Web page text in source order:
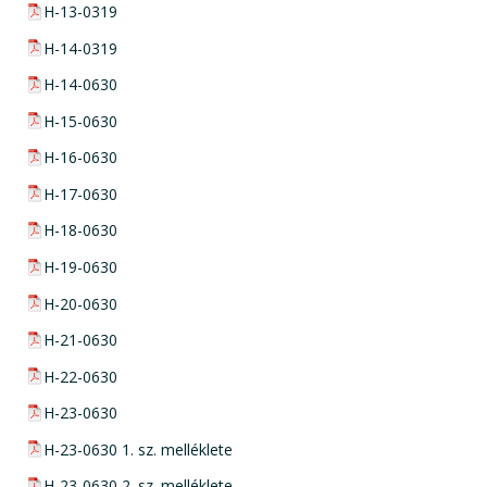
pdf csatolmány:
H-13-0319
pdf csatolmány:
H-14-0319
pdf csatolmány:
H-14-0630
pdf csatolmány:
H-15-0630
pdf csatolmány:
H-16-0630
pdf csatolmány:
H-17-0630
pdf csatolmány:
H-18-0630
pdf csatolmány:
H-19-0630
pdf csatolmány:
H-20-0630
pdf csatolmány:
H-21-0630
pdf csatolmány:
H-22-0630
pdf csatolmány:
H-23-0630
pdf csatolmány:
H-23-0630 1. sz. melléklete